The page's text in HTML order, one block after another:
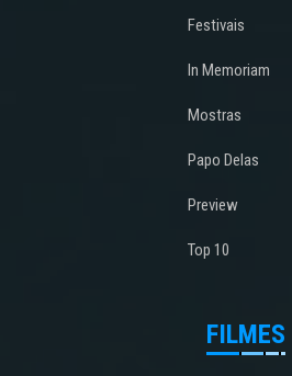
Festivais
In Memoriam
Mostras
Papo Delas
Preview
Top 10
FILMES